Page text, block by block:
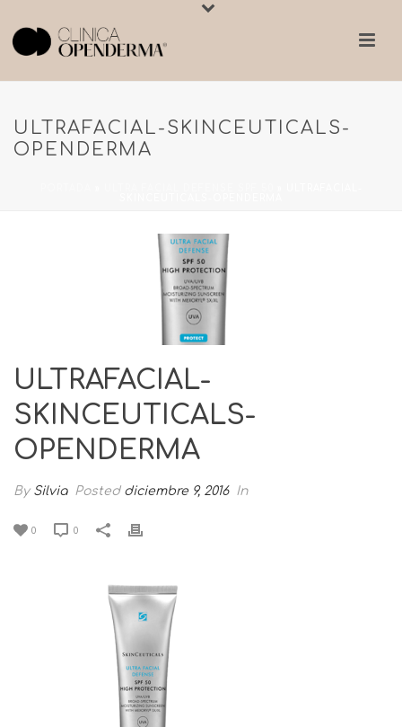
ULTRAFACIAL-SKINCEUTICALS-
OPENDERMA
ULTRAFACIAL-
SKINCEUTICALS-
OPENDERMA
By Silvia Posted diciembre 9, 2016 In
0 0